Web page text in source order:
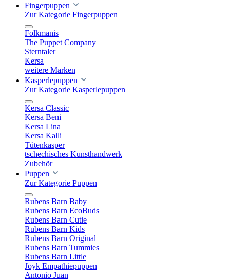
Fingerpuppen
Zur Kategorie Fingerpuppen
Folkmanis
The Puppet Company
Sterntaler
Kersa
weitere Marken
Kasperlepuppen
Zur Kategorie Kasperlepuppen
Kersa Classic
Kersa Beni
Kersa Lina
Kersa Kalli
Tütenkasper
tschechisches Kunsthandwerk
Zubehör
Puppen
Zur Kategorie Puppen
Rubens Barn Baby
Rubens Barn EcoBuds
Rubens Barn Cutie
Rubens Barn Kids
Rubens Barn Original
Rubens Barn Tummies
Rubens Barn Little
Joyk Empathiepuppen
Antonio Juan